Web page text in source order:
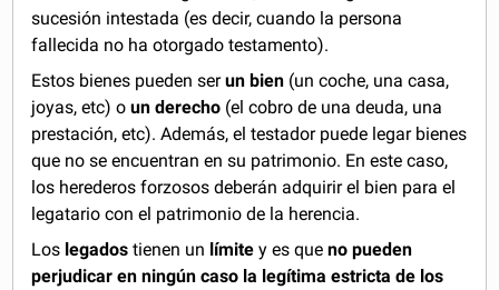
sucesión intestada (es decir, cuando la persona
fallecida no ha otorgado testamento).
Estos bienes pueden serun bien (un coche, una casa,
joyas, etc) oun derecho (el cobro de una deuda, una
prestación, etc). Además, el testador puede legar bienes
que no se encuentran en su patrimonio. En este caso,
los herederos forzosos deberán adquirir el bien para el
legatario con el patrimonio de la herencia.
Los legados tienen un límite y es queno pueden
perjudicar en ningún caso la legítima estricta de los